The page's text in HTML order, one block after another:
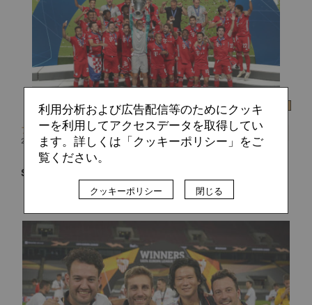
フットボリスタ 編集部
2021.02.08
「チャンピオンズリーグ＆ヨーロッパリーグWOWOW開幕
SP！」無料放送決定
利用分析および広告配信等のためにクッキ
ーを利用してアクセスデータを取得してい
ます。詳しくは「クッキーポリシー」をご
覧ください。
クッキーポリシー 閉じる